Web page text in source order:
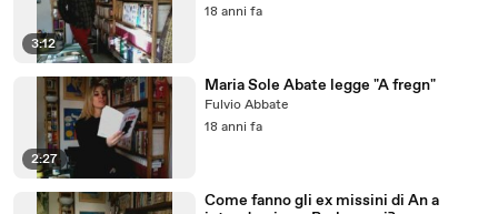
3:12
18 anni fa
2:27
Maria Sole Abate legge "A fregn"
Fulvio Abbate
18 anni fa
Come fanno gli ex missini di An a